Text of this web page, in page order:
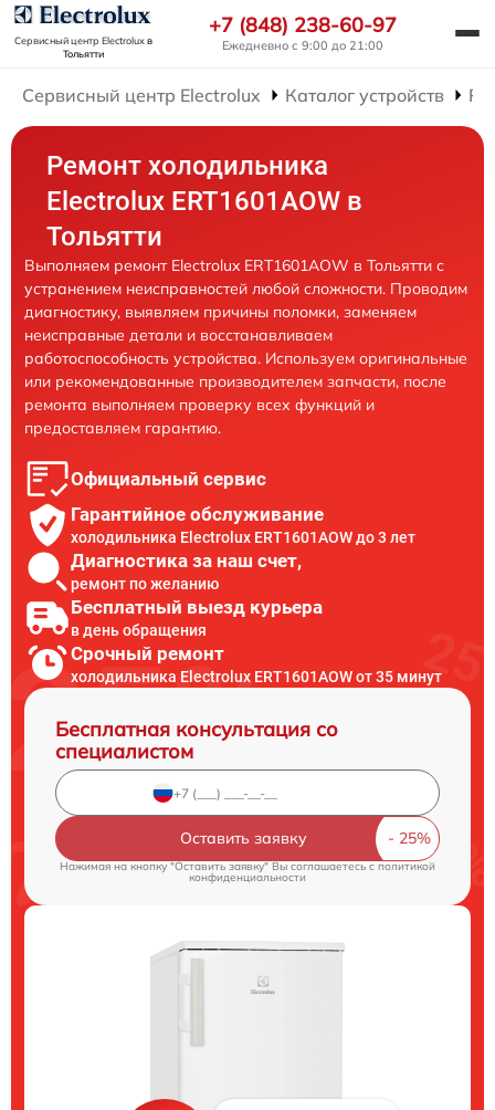
Сервисный центр Electroluxв
Тольятти
+7 (848) 238-60-97
Ежедневно с 9:00 до 21:00
Сервисный центр Electrolux Каталог устройств
Ремонт холодильника
Electrolux ERT1601AOW в
Тольятти
Выполняем ремонт Electrolux ERT1601AOW в Тольятти с
устранением неисправностей любой сложности. Проводим
диагностику, выявляем причины поломки, заменяем
неисправные детали и восстанавливаем
работоспособность устройства. Используем оригинальные
или рекомендованные производителем запчасти, после
ремонта выполняем проверку всех функций и
предоставляем гарантию.
Официальный сервис
Гарантийное обслуживание
холодильника Electrolux ERT1601AOW до 3 лет
Диагностика за наш счет,
ремонт по желанию
Бесплатный выезд курьера
в день обращения
Срочный ремонт
холодильника Electrolux ERT1601AOW от 35 минут
Бесплатная консультация со
специалистом
Оставить заявку
Нажимая на кнопку "Оставить заявку" Вы соглашаетесь c политикой
конфиденциальности